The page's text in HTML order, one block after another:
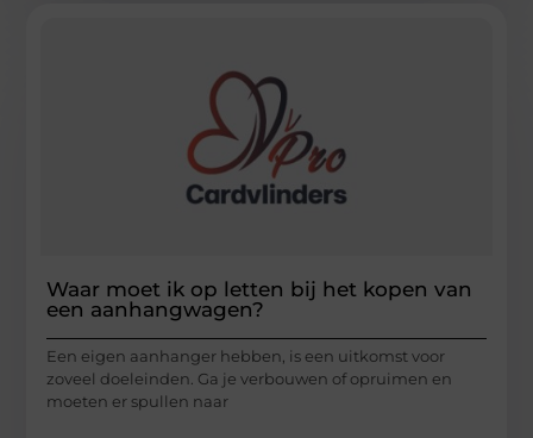
Waar moet ik op letten bij het kopen van
een aanhangwagen?
Een eigen aanhanger hebben, is een uitkomst voor
zoveel doeleinden. Ga je verbouwen of opruimen en
moeten er spullen naar